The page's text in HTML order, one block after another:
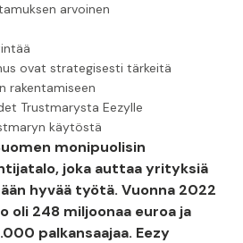
arvoinen
ovat strategisesti tärkeitä
rakentamiseen
Trustmarysta Eezylle
käytöstä
monipuolisin
joka auttaa yrityksiä
hyvää työtä. Vuonna 2022
oli 248 miljoonaa euroa ja
palkansaajaa. Eezy